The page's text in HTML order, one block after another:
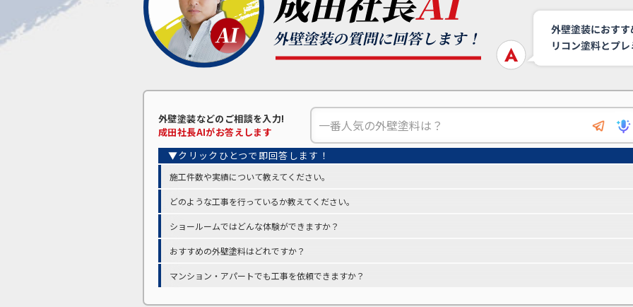
外壁塗装などの ご相談を入力!
成田社長AIがお答えします
施工件数や実績について教えてください。
どのような工事を行っているか教えてください。
ショールームではどんな体験ができますか？
おすすめの外壁塗料はどれですか？
マンション・アパートでも工事を依頼できますか？